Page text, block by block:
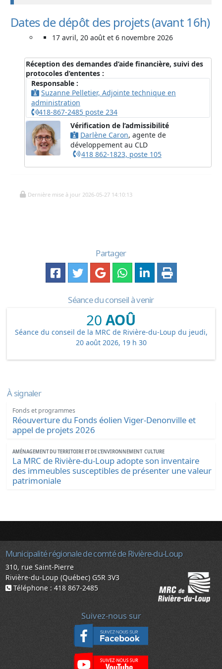
Dates de dépôt des projets(avant 16h)
17 avril, 20 août et 6 novembre 2026
Réception des demandes d’aide financière, suivi des
protocoles d’ententes :
Responsable :
Suzanne Pelletier, Adjointe technique en
administration
418-867-2485 poste 234
Vérification de l’admissibilité
Darlène Caron, agente de
développement au CLD
418 862-1823, poste 105
Dernière mise à jour 2026-05-27 14:10:13
Partager
Séance du conseil à venir
20 AOÛ
Séance du conseil de la MRC de Rivière-du-Loup du jeudi,
20 août 2026, 19 h 30
À signaler
Fonds et programmes
Réouverture du Fonds éolien Viger-Denonville et
appel de projets 2026
AMÉNAGEMENT DU TERRITOIRE ET DE L’ENVIRONNEMENT CULTURE
La MRC de Rivière-du-Loup adopte son inventaire
des immeubles susceptibles de présenter une valeur
patrimoniale
Municipalité régionale de comté de Rivière-du-Loup
310, rue Saint-Pierre
Rivière-du-Loup (Québec) G5R 3V3
Téléphone : 418 867-2485
Suivez-nous sur